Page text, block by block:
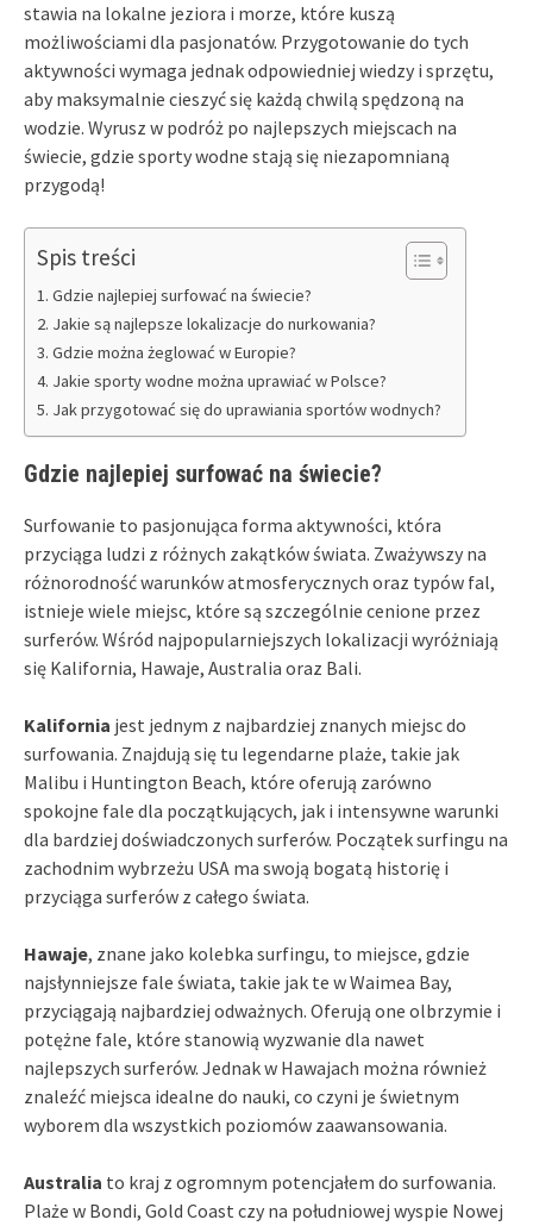
stawia na lokalne jeziora i morze, które kuszą
możliwościami dla pasjonatów. Przygotowanie do tych
aktywności wymaga jednak odpowiedniej wiedzy i sprzętu,
aby maksymalnie cieszyć się każdą chwilą spędzoną na
wodzie. Wyrusz w podróż po najlepszych miejscach na
świecie, gdzie sporty wodne stają się niezapomnianą
przygodą!
Spis treści
Gdzie najlepiej surfować na świecie?
Jakie są najlepsze lokalizacje do nurkowania?
Gdzie można żeglować w Europie?
Jakie sporty wodne można uprawiać w Polsce?
Jak przygotować się do uprawiania sportów wodnych?
Gdzie najlepiej surfować na świecie?
Surfowanie to pasjonująca forma aktywności, która
przyciąga ludzi z różnych zakątków świata. Zważywszy na
różnorodność warunków atmosferycznych oraz typów fal,
istnieje wiele miejsc, które są szczególnie cenione przez
surferów. Wśród najpopularniejszych lokalizacji wyróżniają
się Kalifornia, Hawaje, Australia oraz Bali.
Kalifornia jest jednym z najbardziej znanych miejsc do
surfowania. Znajdują się tu legendarne plaże, takie jak
Malibu i Huntington Beach, które oferują zarówno
spokojne fale dla początkujących, jak i intensywne warunki
dla bardziej doświadczonych surferów. Początek surfingu na
zachodnim wybrzeżu USA ma swoją bogatą historię i
przyciąga surferów z całego świata.
Hawaje, znane jako kolebka surfingu, to miejsce, gdzie
najsłynniejsze fale świata, takie jak te w Waimea Bay,
przyciągają najbardziej odważnych. Oferują one olbrzymie i
potężne fale, które stanowią wyzwanie dla nawet
najlepszych surferów. Jednak w Hawajach można również
znaleźć miejsca idealne do nauki, co czyni je świetnym
wyborem dla wszystkich poziomów zaawansowania.
Australia to kraj z ogromnym potencjałem do surfowania.
Plaże w Bondi, Gold Coast czy na południowej wyspie Nowej